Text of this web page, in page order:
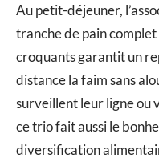
Au petit-déjeuner,
tranche de pain
croquants garantit un
distance la faim sans
surveillent leur ligne ou
ce trio fait aussi le
diversification